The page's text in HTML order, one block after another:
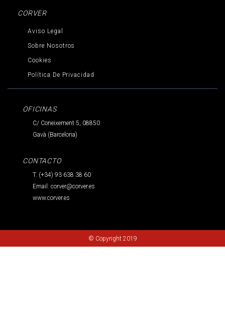
CORVER
Aviso Legal
Sobre Nosotros
Cookies
Política De Privacidad
OFICINAS
C/ Coneixement 5, 08850
Gavà (Barcelona)
CONTACTO
T. (+34) 93 638 38 60
Email: corver@corver.es
www.corver.es
© Copyright 2019